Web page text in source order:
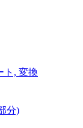
ト, 変換
分)